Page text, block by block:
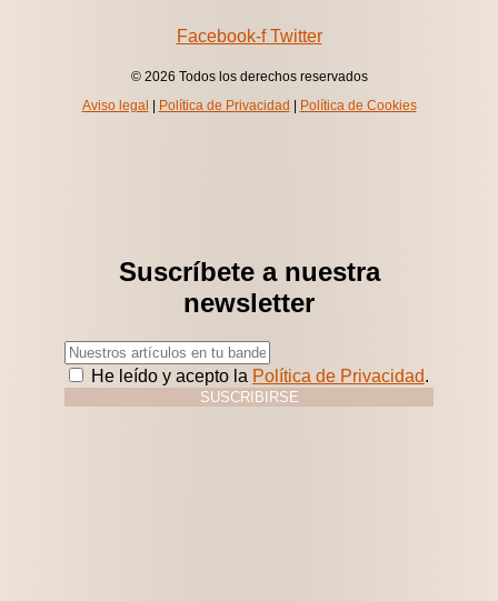
Facebook-f Twitter
© 2026 Todos los derechos reservados
Aviso legal | Política de Privacidad | Política de Cookies
Suscríbete a nuestra
newsletter
He leído y acepto la Política de Privacidad.